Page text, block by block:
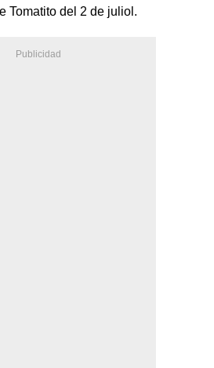
Tomatito del 2 de juliol.